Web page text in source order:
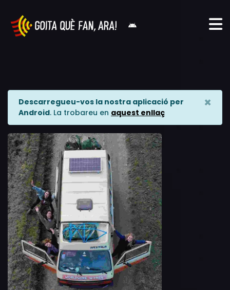
Descarregueu-vos la nostra aplicació per
Android. La trobareu en aquest enllaç
×